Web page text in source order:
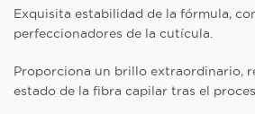
Exquisita estabilidad de la fórmula,
perfeccionadores de la cutícula.
Proporciona un brillo extraordinario,
estado de la fibra capilar tras el